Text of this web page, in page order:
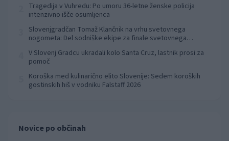
Tragedija v Vuhredu: Po umoru 36-letne ženske policija
intenzivno išče osumljenca
Slovenjgradčan Tomaž Klančnik na vrhu svetovnega
nogometa: Del sodniške ekipe za finale svetovnega
V Slovenj Gradcu ukradali kolo Santa Cruz, lastnik prosi za
pomoč
Koroška med kulinarično elito Slovenije: Sedem koroških
gostinskih hiš v vodniku Falstaff 2026
Novice po občinah